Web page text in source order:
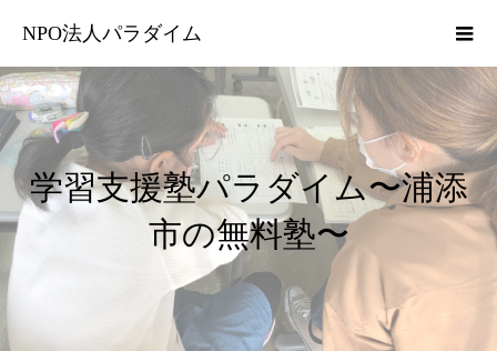
NPO法人パラダイム
学習支援塾パラダイム〜浦添
市の無料塾〜